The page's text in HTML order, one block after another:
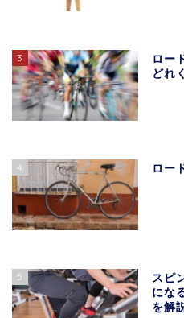
3
ロー
どれ
4 ロー
5
スピ
にな
を解